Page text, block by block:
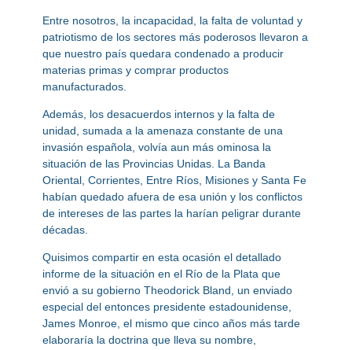
Entre nosotros, la incapacidad, la falta de voluntad y
patriotismo de los sectores más poderosos llevaron a
que nuestro país quedara condenado a producir
materias primas y comprar productos
manufacturados.
Además, los desacuerdos internos y la falta de
unidad, sumada a la amenaza constante de una
invasión española, volvía aun más ominosa la
situación de las Provincias Unidas. La Banda
Oriental, Corrientes, Entre Ríos, Misiones y Santa Fe
habían quedado afuera de esa unión y los conflictos
de intereses de las partes la harían peligrar durante
décadas.
Quisimos compartir en esta ocasión el detallado
informe de la situación en el Río de la Plata que
envió a su gobierno Theodorick Bland, un enviado
especial del entonces presidente estadounidense,
James Monroe, el mismo que cinco años más tarde
elaboraría la doctrina que lleva su nombre,